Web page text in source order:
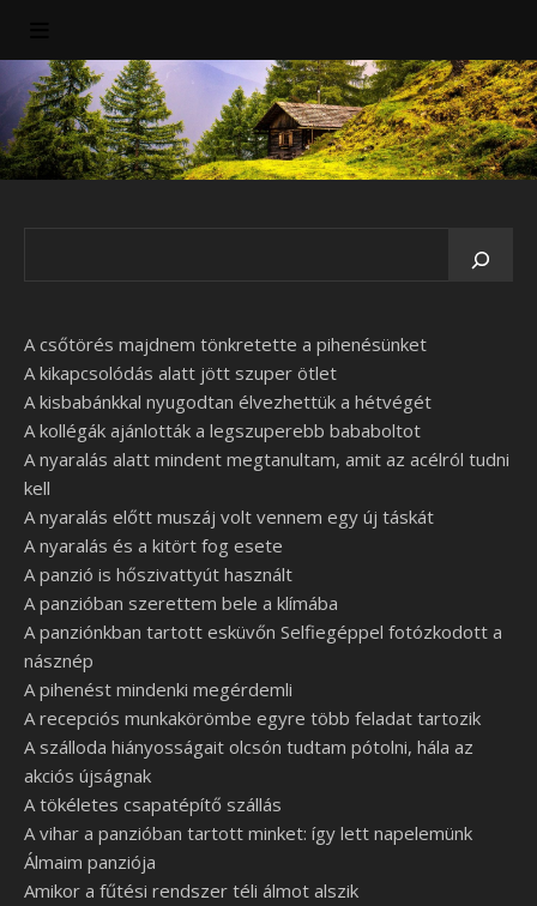
A csőtörés majdnem tönkretette a pihenésünket
A kikapcsolódás alatt jött szuper ötlet
A kisbabánkkal nyugodtan élvezhettük a hétvégét
A kollégák ajánlották a legszuperebb bababoltot
A nyaralás alatt mindent megtanultam, amit az acélról tudni
kell
A nyaralás előtt muszáj volt vennem egy új táskát
A nyaralás és a kitört fog esete
A panzió is hőszivattyút használt
A panzióban szerettem bele a klímába
A panziónkban tartott esküvőn Selfiegéppel fotózkodott a
násznép
A pihenést mindenki megérdemli
A recepciós munkakörömbe egyre több feladat tartozik
A szálloda hiányosságait olcsón tudtam pótolni, hála az
akciós újságnak
A tökéletes csapatépítő szállás
A vihar a panzióban tartott minket: így lett napelemünk
Álmaim panziója
Amikor a fűtési rendszer téli álmot alszik